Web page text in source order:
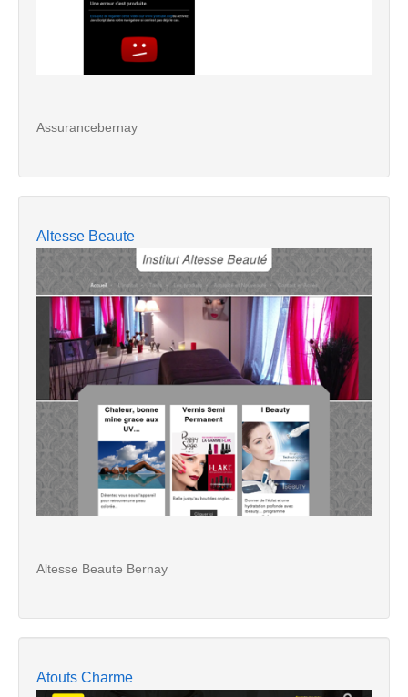
Assurancebernay
Altesse Beaute
Altesse Beaute Bernay
Atouts Charme